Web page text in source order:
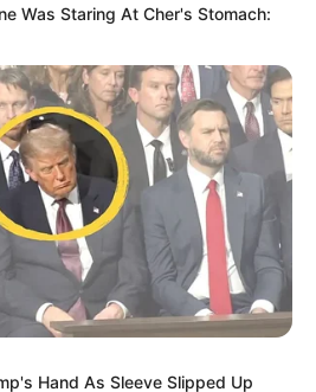
Was Staring At Cher's Stomach:
Hand As Sleeve Slipped Up